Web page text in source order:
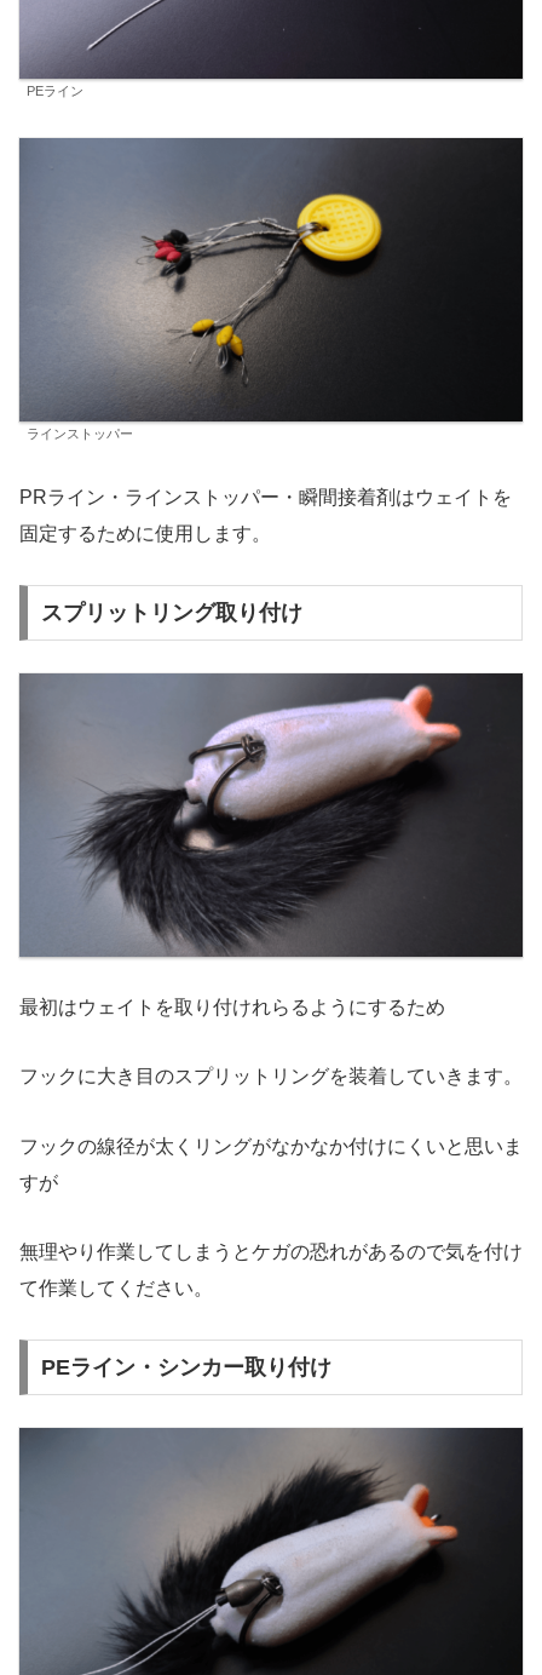
PEライン
ラインストッパー
PRライン・ラインストッパー・瞬間接着剤はウェイトを
固定するために使用します。
スプリットリング取り付け
最初はウェイトを取り付けれらるようにするため
フックに大き目のスプリットリングを装着していきます。
フックの線径が太くリングがなかなか付けにくいと思いま
すが
無理やり作業してしまうとケガの恐れがあるので気を付け
て作業してください。
PEライン・シンカー取り付け